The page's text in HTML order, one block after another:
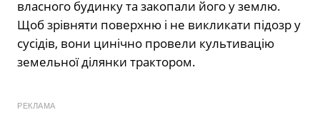
власного будинку та закопали його у землю.
Щоб зрівняти поверхню і не викликати підозр у
сусідів, вони цинічно провели культивацію
земельної ділянки трактором.
РЕКЛАМА